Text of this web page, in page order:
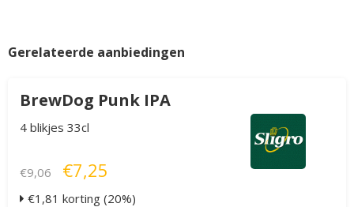
Gerelateerde aanbiedingen
BrewDog Punk IPA
4 blikjes 33cl
€9,06 €7,25
€1,81 korting (20%)